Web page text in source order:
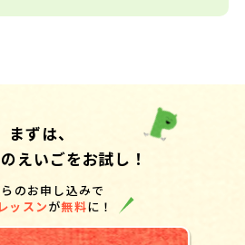
まずは、
えいごをお試し！
のお申し込みで
ッスンが無料に！